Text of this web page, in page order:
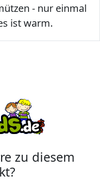
- nur einmal
ist warm.
zu diesem